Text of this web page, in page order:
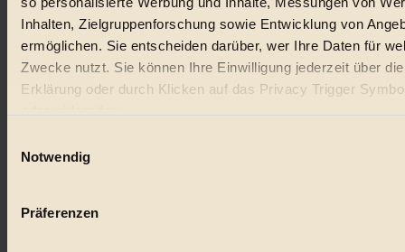
Inhalten, Zielgruppenforschung sowie Entwicklung von
ermöglichen. Sie entscheiden darüber, wer Ihre Daten für
Zwecke nutzt. Sie können Ihre Einwilligung jederzeit über
Erklärung oder durch Klicken auf das Privacy Trigger
Wenn Sie es erlauben, würden wir auch gerne:
Ihr Gerät durch aktives Scannen nach bestimmten
Notwendig
Präferenzen
Themen
Bio
Vegan